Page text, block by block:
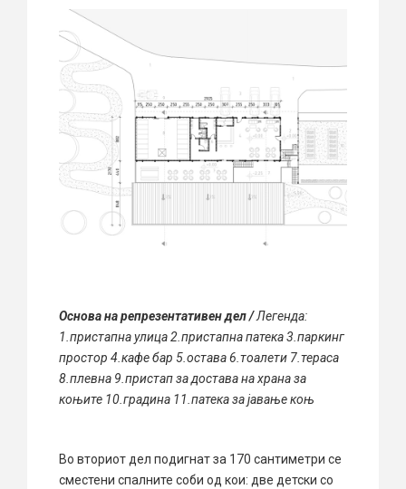
Основа на репрезентативен дел /Легенда:
1.пристапна улица 2.пристапна патека 3.паркинг
простор 4.кафе бар 5.остава 6.тоалети 7.тераса
8.плевна 9.пристап за достава на храна за
коњите 10.градина 11.патека за јавање коњ
Во вториот дел подигнат за 170 сантиметри се
сместени спалните соби од кои: две детски со